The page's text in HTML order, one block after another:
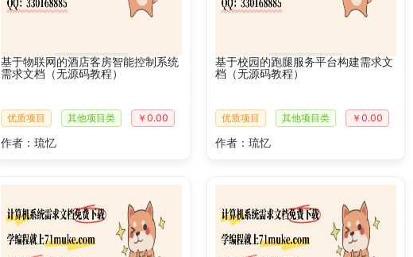
基于物联网的酒店客房智能控制系统
需求文档（无源码教程）
优质项目 其他项目类 ￥0.00
作者：琉忆
基于校园的跑腿服务平台构建需求文
档（无源码教程）
优质项目 其他项目类 ￥0.00
作者：琉忆